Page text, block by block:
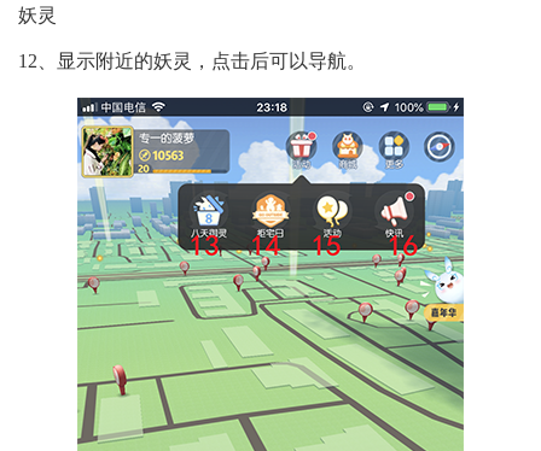
妖灵
12、显示附近的妖灵，点击后可以导航。